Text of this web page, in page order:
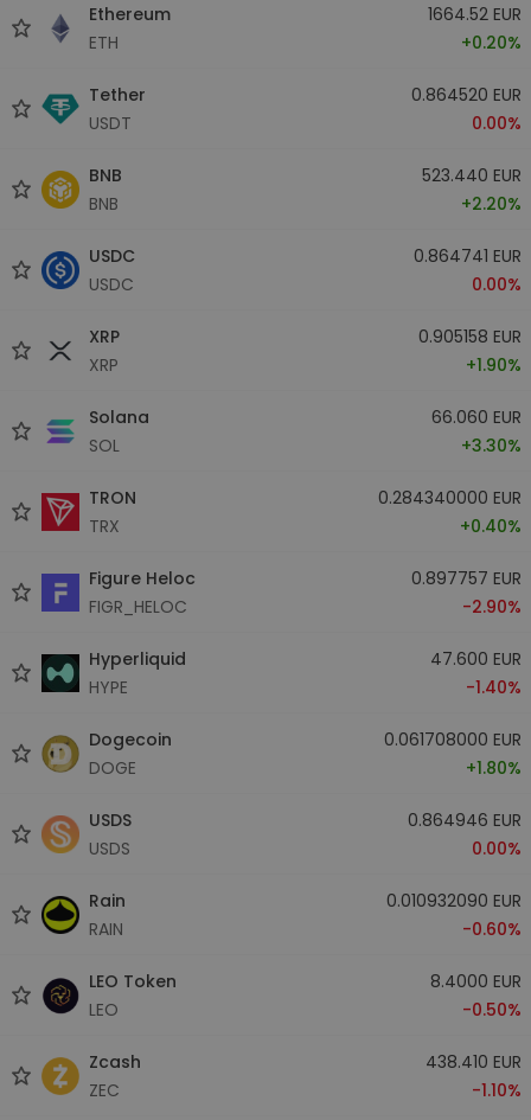
Ethereum
ETH
1664.52 EUR
+0.20%
Tether
USDT
0.864520 EUR
0.00%
BNB
BNB
523.440 EUR
+2.20%
USDC
USDC
0.864741 EUR
0.00%
XRP
XRP
0.905158 EUR
+1.90%
Solana
SOL
66.060 EUR
+3.30%
TRON
TRX
0.284340000 EUR
+0.40%
Figure Heloc
FIGR_HELOC
0.897757 EUR
-2.90%
Hyperliquid
HYPE
47.600 EUR
-1.40%
Dogecoin
DOGE
0.061708000 EUR
+1.80%
USDS
USDS
0.864946 EUR
0.00%
Rain
RAIN
0.010932090 EUR
-0.60%
LEO Token
LEO
8.4000 EUR
-0.50%
Zcash
ZEC
438.410 EUR
-1.10%